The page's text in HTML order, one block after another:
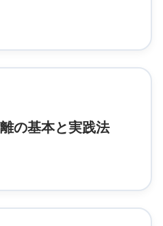
の基本と実践法